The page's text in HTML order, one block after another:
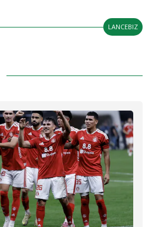
LANCEBIZ